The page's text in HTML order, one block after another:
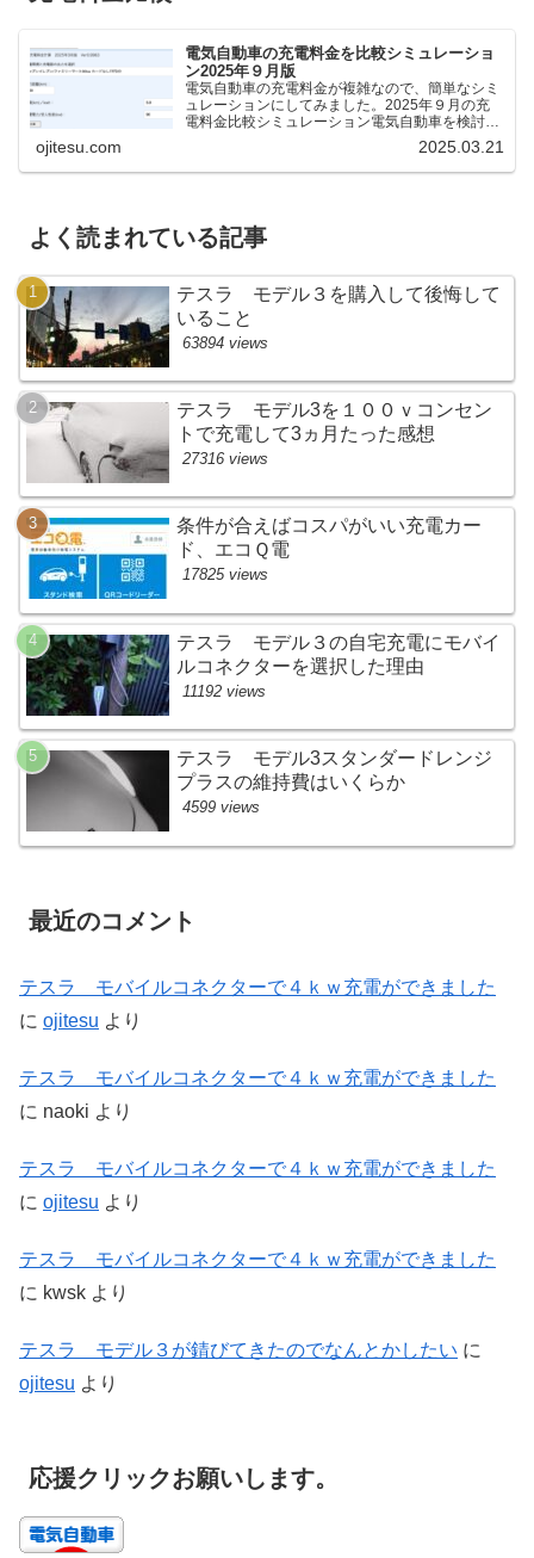
電気自動車の充電料金を比較シミュレーショ
ン2025年９月版
電気自動車の充電料金が複雑なので、簡単なシミ
ュレーションにしてみました。2025年９月の充
電料金比較シミュレーション電気自動車を検討し
ているけれど、どの充電器が料金が安いのか、時
間がどれくらいかかるのかを比較したいが、よく
わからないと思いま...
ojitesu.com 2025.03.21
よく読まれている記事
テスラ モデル３を購入して後悔して
いること
63894 views
テスラ モデル3を１００ｖコンセン
トで充電して3ヵ月たった感想
27316 views
条件が合えばコスパがいい充電カー
ド、エコＱ電
17825 views
テスラ モデル３の自宅充電にモバイ
ルコネクターを選択した理由
11192 views
テスラ モデル3スタンダードレンジ
プラスの維持費はいくらか
4599 views
最近のコメント
テスラ モバイルコネクターで４ｋｗ充電ができました
に ojitesu より
テスラ モバイルコネクターで４ｋｗ充電ができました
に naoki より
テスラ モバイルコネクターで４ｋｗ充電ができました
に ojitesu より
テスラ モバイルコネクターで４ｋｗ充電ができました
に kwsk より
テスラ モデル３が錆びてきたのでなんとかしたい に
ojitesu より
応援クリックお願いします。